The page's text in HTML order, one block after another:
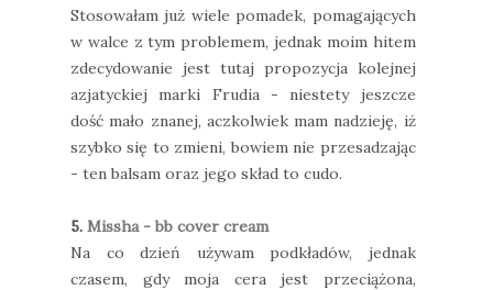
Stosowałam już wiele pomadek, pomagających
w walce z tym problemem, jednak moim hitem
zdecydowanie jest tutaj propozycja kolejnej
azjatyckiej marki Frudia - niestety jeszcze
dość mało znanej, aczkolwiek mam nadzieję, iż
szybko się to zmieni, bowiem nie przesadzając
- ten balsam oraz jego skład to cudo.
5. Missha - bb cover cream
Na co dzień używam podkładów, jednak
czasem, gdy moja cera jest przeciążona,